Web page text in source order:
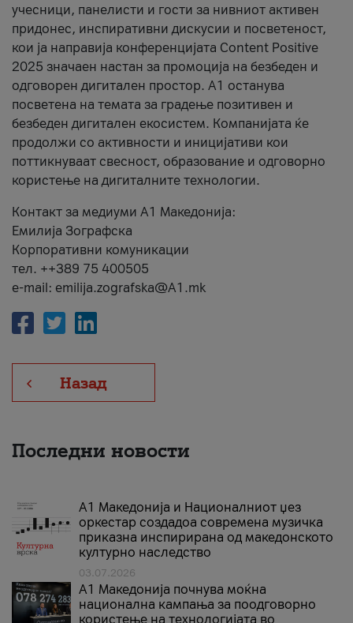
учесници, панелисти и гости за нивниот активен
придонес, инспиративни дискусии и посветеност,
кои ја направија конференцијата Content Positive
2025 значаен настан за промоција на безбеден и
одговорен дигитален простор. А1 останува
посветена на темата за градење позитивен и
безбеден дигитален екосистем. Компанијата ќе
продолжи со активности и иницијативи кои
поттикнуваат свесност, образование и одговорно
користење на дигиталните технологии.
Контакт за медиуми А1 Македонија:
Емилија Зографска
Корпоративни комуникации
тел. ++389 75 400505
e-mail: emilija.zografska@A1.mk
Назад
Последни новости
А1 Македонија и Националниот џез
оркестар создадоа современа музичка
приказна инспирирана од македонското
културно наследство
03.07.2026
A1 Македонија почнува моќна
национална кампања за поодговорно
користење на технологијата во